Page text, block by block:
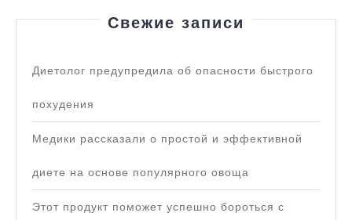
Свежие записи
Диетолог предупредила об опасности быстрого
похудения
Медики рассказали о простой и эффективной
диете на основе популярного овоща
Этот продукт поможет успешно бороться с